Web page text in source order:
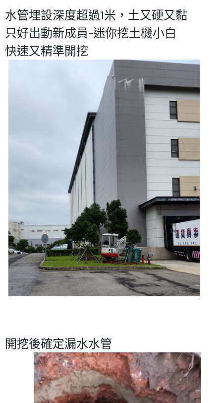
水管埋設深度超過1米，土又硬又黏
只好出動新成員-迷你挖土機小白
快速又精準開挖
開挖後確定漏水水管